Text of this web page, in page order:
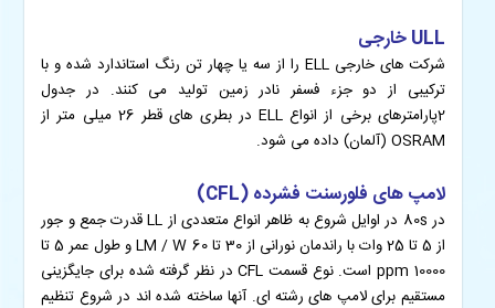
ULL خارجی
شرکت های خارجی ELL را از سه یا چهار تن رنگ استاندارد شده و با
ترکیبی از دو جزء فسفر نادر زمین تولید می کنند. در جدول
2پارامترهای برخی از انواع ELL در بطری های قطر 26 میلی متر از
OSRAM (آلمان) داده می شود.
لامپ های فلورسنت فشرده (CFL)
در 80s در اوایل شروع به ظاهر انواع متعددی از LL قدرت جمع و جور
از 5 تا 25 وات با راندمان نورانی از 30 تا 60 LM / W و طول عمر 5 تا
10000 ppm است. نوع قسمت CFL در نظر گرفته شده برای جایگزینی
مستقیم برای لامپ های رشته ای. آنها ساخته شده اند در شروع تنظیم